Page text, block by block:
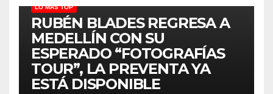
LO MÁS TOP
RUBÉN BLADES REGRESA A
MEDELLÍN CON SU
ESPERADO “FOTOGRAFÍAS
TOUR”, LA PREVENTA YA
ESTÁ DISPONIBLE